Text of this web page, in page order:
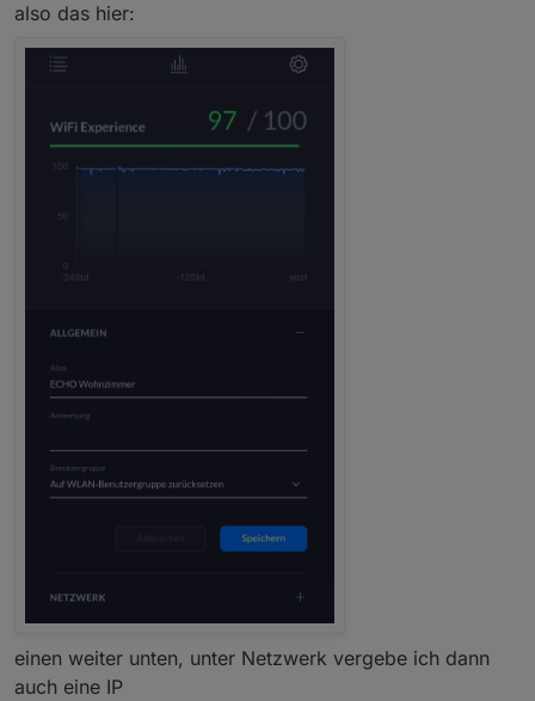
also das hier:
einen weiter unten, unter Netzwerk vergebe ich dann
auch eine IP